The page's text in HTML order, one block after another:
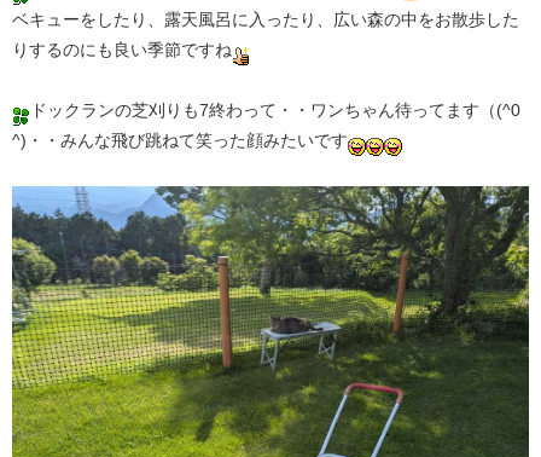
ベキューをしたり、露天風呂に入ったり、広い森の中をお散歩した
りするのにも良い季節ですね
ドックランの芝刈りも7終わって・・ワンちゃん待ってます（(^0
^)・・みんな飛び跳ねて笑った顔みたいです